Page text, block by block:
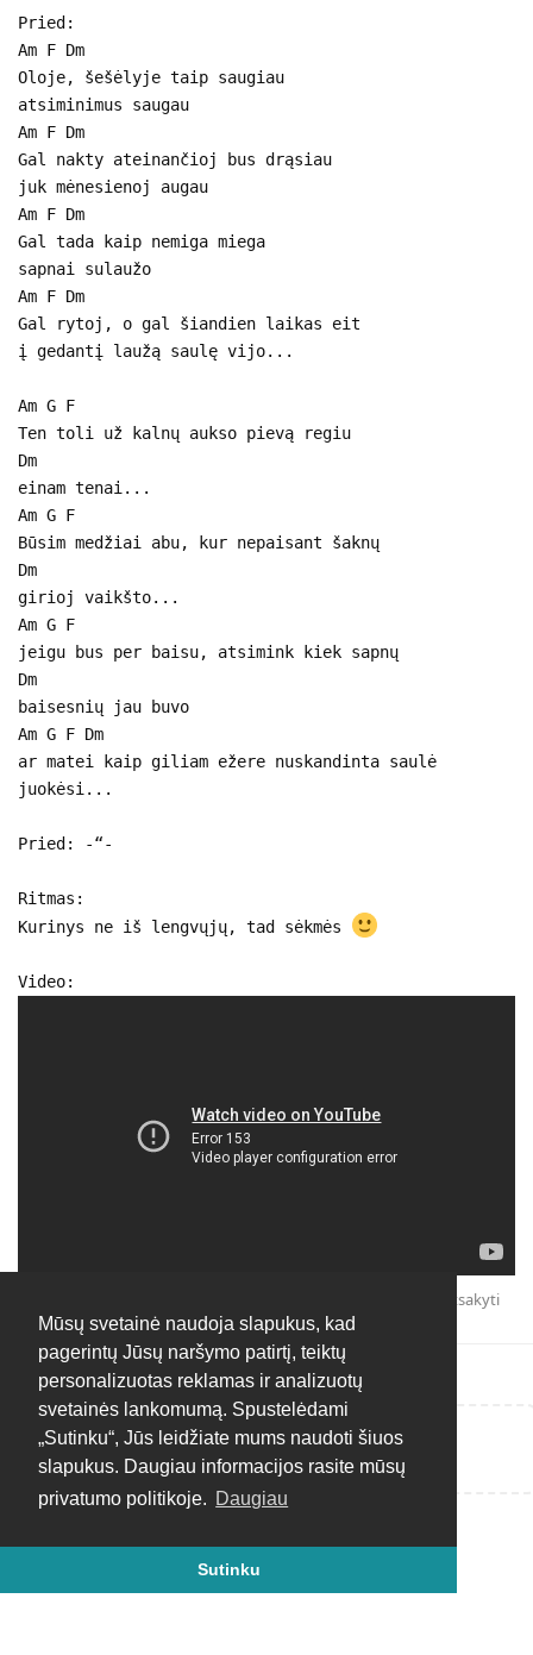
Mūsų svetainė naudoja slapukus, kad
pagerintų Jūsų naršymo patirtį, teiktų
personalizuotas reklamas ir analizuotų
svetainės lankomumą. Spustelėdami
„Sutinku“, Jūs leidžiate mums naudoti šiuos
slapukus. Daugiau informacijos rasite mūsų
privatumo politikoje. Daugiau
Sutinku
Pried:
Am F Dm
Oloje, šešėlyje taip saugiau
atsiminimus saugau
Am F Dm
Gal nakty ateinančioj bus drąsiau
juk mėnesienoj augau
Am F Dm
Gal tada kaip nemiga miega
sapnai sulaužo
Am F Dm
Gal rytoj, o gal šiandien laikas eit
į gedantį laužą saulę vijo...
Am G F
Ten toli už kalnų aukso pievą regiu
Dm
einam tenai...
Am G F
Būsim medžiai abu, kur nepaisant šaknų
Dm
girioj vaikšto...
Am G F
jeigu bus per baisu, atsimink kiek sapnų
Dm
baisesnių jau buvo
Am G F Dm
ar matei kaip giliam ežere nuskandinta saulė
juokėsi...
Pried: -“-
Ritmas:
Kurinys ne iš lengvųjų, tad sėkmės
Video:
Atsakyti
Rašyti atsakymą...